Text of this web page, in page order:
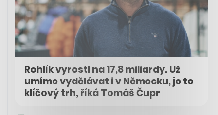
Rohlík vyrostl na 17,8 miliardy. Už
umíme vydělávat i v Německu, je to
klíčový trh, říká Tomáš Čupr